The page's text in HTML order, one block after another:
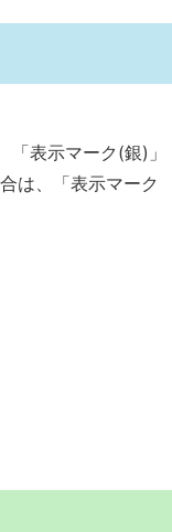
表示マーク(銀)」
は、「表示マーク